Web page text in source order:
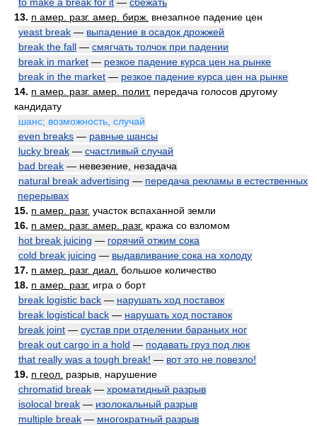
13. n амер. разг. амер. бирж. внезапное падение цен
yeast break — выпадение в осадок дрожжей
break the fall — смягчать толчок при падении
break in market — резкое падение курса цен на рынке
break in the market — резкое падение курса цен на рынке
14. n амер. разг. амер. полит. передача голосов другому
кандидату
шанс; возможность, случай
even breaks — равные шансы
lucky break — счастливый случай
bad break — невезение, незадача
natural break advertising — передача рекламы в естественных
перерывах
15. n амер. разг. участок вспаханной земли
16. n амер. разг. амер. разг. кража со взломом
hot break juicing — горячий отжим сока
cold break juicing — выдавливание сока на холоду
17. n амер. разг. диал. большое количество
18. n амер. разг. игра о борт
break logistic back — нарушать ход поставок
break logistical back — нарушать ход поставок
break joint — сустав при отделении бараньих ног
break out cargo in a hold — подавать груз под люк
that really was a tough break! — вот это не повезло!
19. n геол. разрыв, нарушение
chromatid break — хроматидный разрыв
isolocal break — изолокальный разрыв
multiple break — многократный разрыв